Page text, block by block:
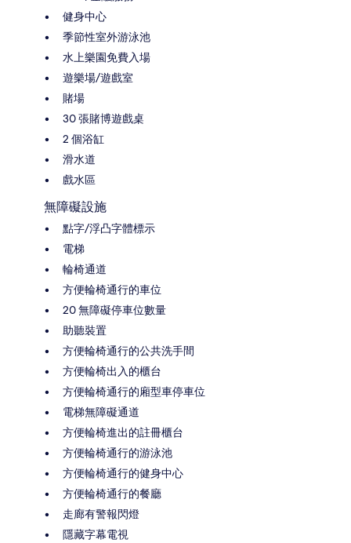
健身中心
季節性室外游泳池
水上樂園免費入場
遊樂場/遊戲室
賭場
30 張賭博遊戲桌
2 個浴缸
滑水道
戲水區
無障礙設施
點字/浮凸字體標示
電梯
輪椅通道
方便輪椅通行的車位
20 無障礙停車位數量
助聽裝置
方便輪椅通行的公共洗手間
方便輪椅出入的櫃台
方便輪椅通行的廂型車停車位
電梯無障礙通道
方便輪椅進出的註冊櫃台
方便輪椅通行的游泳池
方便輪椅通行的健身中心
方便輪椅通行的餐廳
走廊有警報閃燈
隱藏字幕電視